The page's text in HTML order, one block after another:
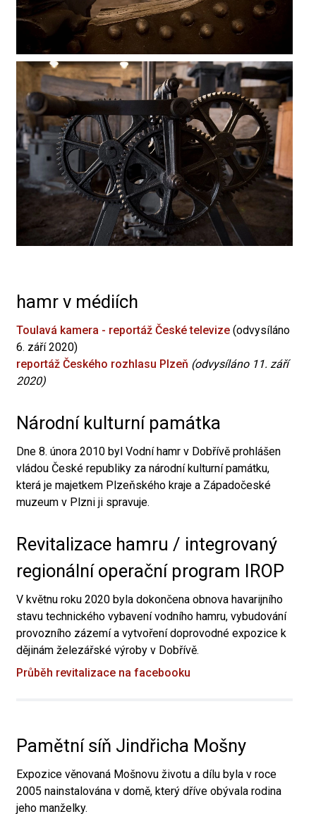
hamr v médiích
Toulavá kamera - reportáž České televize (odvysíláno
6. září 2020)
reportáž Českého rozhlasu Plzeň (odvysíláno 11. září
2020)
Národní kulturní památka
Dne 8. února 2010 byl Vodní hamr v Dobřívě prohlášen
vládou České republiky za národní kulturní památku,
která je majetkem Plzeňského kraje a Západočeské
muzeum v Plzni ji spravuje.
Revitalizace hamru / integrovaný
regionální operační program IROP
V květnu roku 2020 byla dokončena obnova havarijního
stavu technického vybavení vodního hamru, vybudování
provozního zázemí a vytvoření doprovodné expozice k
dějinám železářské výroby v Dobřívě.
Průběh revitalizace na facebooku
Pamětní síň Jindřicha Mošny
Expozice věnovaná Mošnovu životu a dílu byla v roce
2005 nainstalována v domě, který dříve obývala rodina
jeho manželky.